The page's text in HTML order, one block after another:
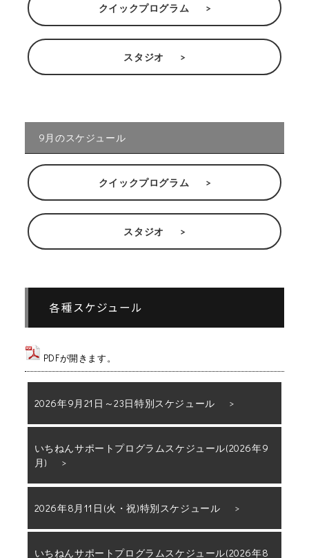
クイックプログラム
スタジオ
9月のスケジュール
クイックプログラム
スタジオ
各種スケジュール
PDFが開きます。
2026年9月21日～23日特別スケジュール
いちねんサポートプログラムスケジュール(2026年9
月)
2026年8月11日(火・祝)特別スケジュール
いちねんサポートプログラムスケジュール(2026年8